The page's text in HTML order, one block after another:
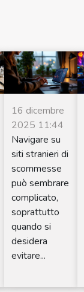
16 dicembre
2025 11:44
Navigare su
siti stranieri di
scommesse
può sembrare
complicato,
soprattutto
quando si
desidera
evitare...